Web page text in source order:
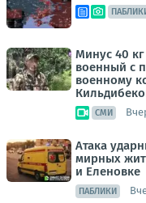
Минус 40
военный с
военному
СМИ
Атака
мирных
и Еленовке
ПАБЛИКИ